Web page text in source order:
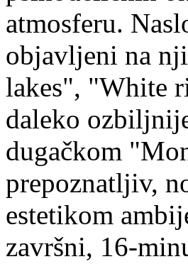
atmosferu.
objavljeni na
lakes", "White
daleko
dugačkom
prepoznatljiv,
estetikom
završni, 16-